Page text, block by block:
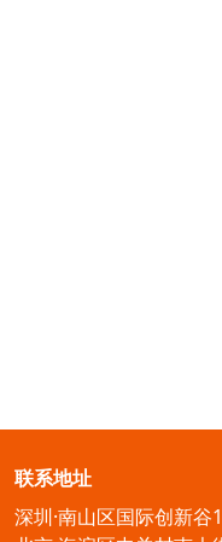
联系地址
深圳·南山区国际创新谷